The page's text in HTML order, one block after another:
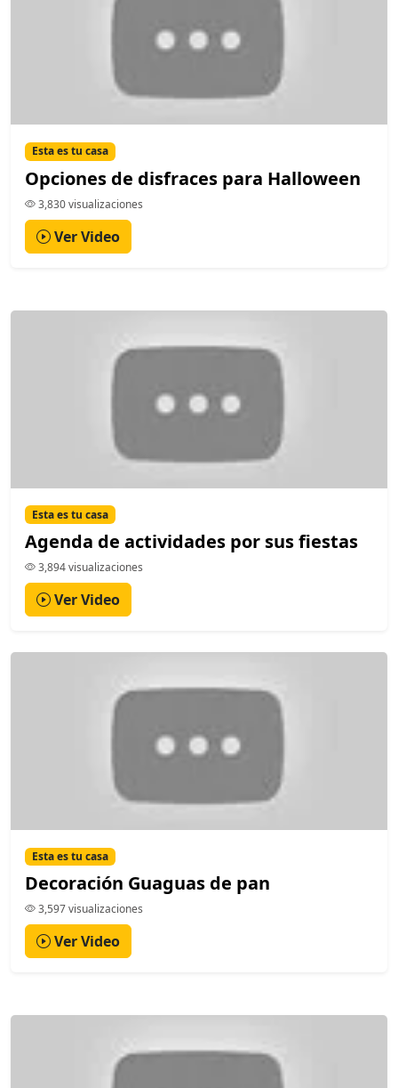
Esta es tu casa
Opciones de disfraces para Halloween
3,830 visualizaciones
Ver Video
Esta es tu casa
Agenda de actividades por sus fiestas
3,894 visualizaciones
Ver Video
Esta es tu casa
Decoración Guaguas de pan
3,597 visualizaciones
Ver Video